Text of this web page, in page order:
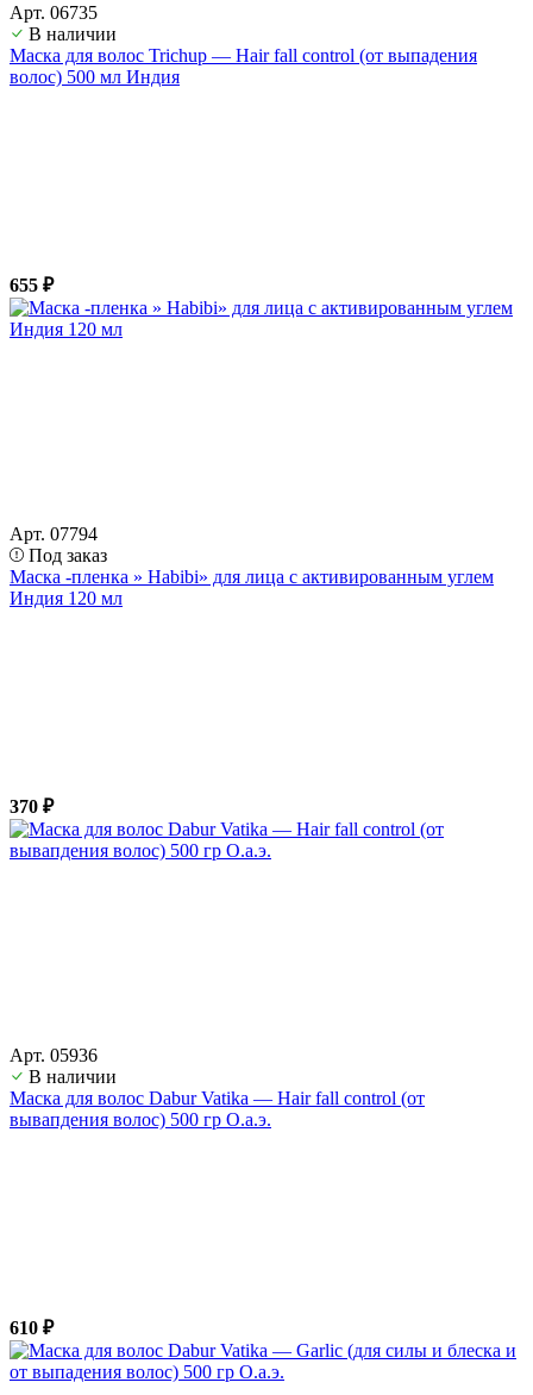
Арт. 06735
В наличии
Маска для волос Trichup — Hair fall control (от выпадения
волос) 500 мл Индия
655 ₽
Арт. 07794
Под заказ
Маска -пленка » Habibi» для лица с активированным углем
Индия 120 мл
370 ₽
Арт. 05936
В наличии
Маска для волос Dabur Vatika — Hair fall control (от
вывапдения волос) 500 гр О.а.э.
610 ₽